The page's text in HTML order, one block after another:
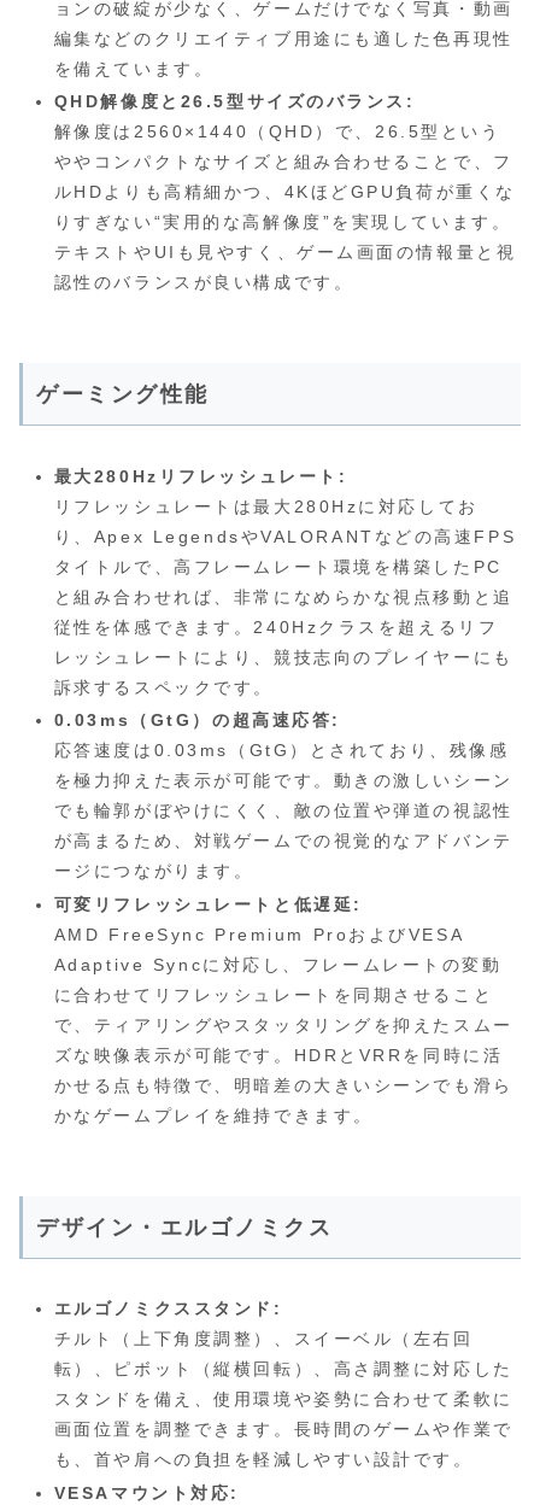
ョンの破綻が少なく、ゲームだけでなく写真・動画
編集などのクリエイティブ用途にも適した色再現性
を備えています。
QHD解像度と26.5型サイズのバランス:
解像度は2560×1440（QHD）で、26.5型という
ややコンパクトなサイズと組み合わせることで、フ
ルHDよりも高精細かつ、4KほどGPU負荷が重くな
りすぎない“実用的な高解像度”を実現しています。
テキストやUIも見やすく、ゲーム画面の情報量と視
認性のバランスが良い構成です。
ゲーミング性能
最大280Hzリフレッシュレート:
リフレッシュレートは最大280Hzに対応してお
り、Apex LegendsやVALORANTなどの高速FPS
タイトルで、高フレームレート環境を構築したPC
と組み合わせれば、非常になめらかな視点移動と追
従性を体感できます。240Hzクラスを超えるリフ
レッシュレートにより、競技志向のプレイヤーにも
訴求するスペックです。
0.03ms（GtG）の超高速応答:
応答速度は0.03ms（GtG）とされており、残像感
を極力抑えた表示が可能です。動きの激しいシーン
でも輪郭がぼやけにくく、敵の位置や弾道の視認性
が高まるため、対戦ゲームでの視覚的なアドバンテ
ージにつながります。
可変リフレッシュレートと低遅延:
AMD FreeSync Premium ProおよびVESA
Adaptive Syncに対応し、フレームレートの変動
に合わせてリフレッシュレートを同期させること
で、ティアリングやスタッタリングを抑えたスムー
ズな映像表示が可能です。HDRとVRRを同時に活
かせる点も特徴で、明暗差の大きいシーンでも滑ら
かなゲームプレイを維持できます。
デザイン・エルゴノミクス
エルゴノミクススタンド:
チルト（上下角度調整）、スイーベル（左右回
転）、ピボット（縦横回転）、高さ調整に対応した
スタンドを備え、使用環境や姿勢に合わせて柔軟に
画面位置を調整できます。長時間のゲームや作業で
も、首や肩への負担を軽減しやすい設計です。
VESAマウント対応: